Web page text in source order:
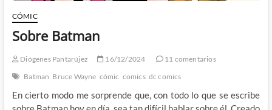
CÓMIC
Sobre Batman
Diógenes Pantarújez 16/12/2024
11 comentarios
Batman Bruce Wayne cómic comics dc comics
En cierto modo me sorprende que, con todo lo que se escribe